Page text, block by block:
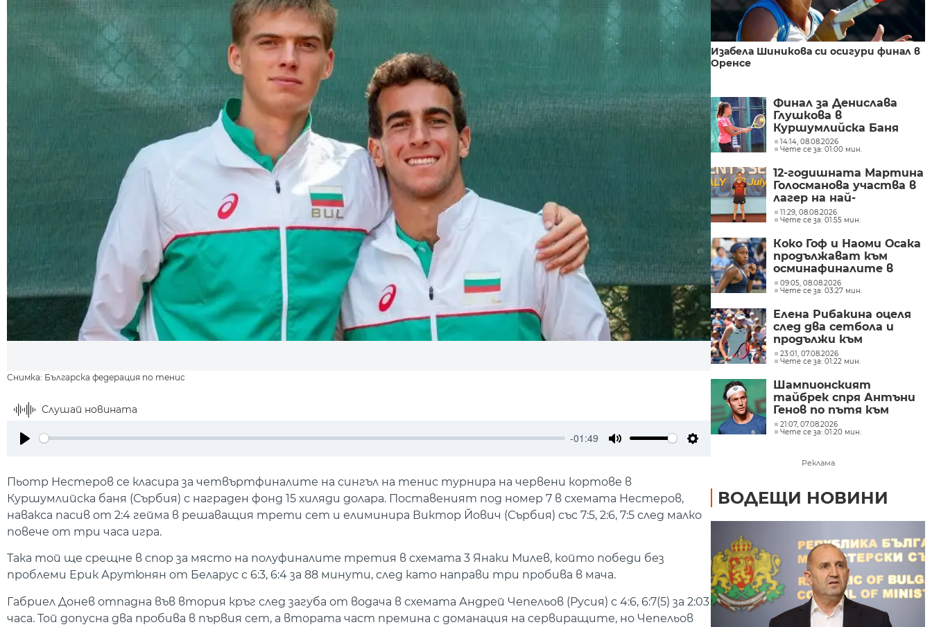
Снимка: Българска федерация по тенис
Слушай новината
-01:49
Пьотр Нестеров се класира за четвъртфиналите на сингъл на тенис турнира на червени кортове в
Куршумлийска баня (Сърбия) с награден фонд 15 хиляди долара. Поставеният под номер 7 в схемата Нестеров,
навакса пасив от 2:4 гейма в решаващия трети сет и елиминира Виктор Йович (Сърбия) със 7:5, 2:6, 7:5 след малко
повече от три часа игра.
Така той ще срещне в спор за място на полуфиналите третия в схемата 3 Янаки Милев, който победи без
проблеми Ерик Арутюнян от Беларус с 6:3, 6:4 за 88 минути, след като направи три пробива в мача.
Габриел Донев отпадна във втория кръг след загуба от водача в схемата Андрей Чепельов (Русия) с 4:6, 6:7(5) за 2:03
часа. Той допусна два пробива в първия сет, а втората част премина с доманация на сервиращите, но Чепельов
Изабела Шиникова си осигури финал в
Оренсе
Финал за Денислава
Глушкова в
Куршумлийска Баня
14:14, 08.08.2026
Чете се за: 01:00 мин.
12-годишната Мартина
Голосманова участва в
лагер на най-
перспективните млади
състезатели по тенис
11:29, 08.08.2026
Чете се за: 01:55 мин.
Коко Гоф и Наоми Осака
продължават към
осминафиналите в
Торонто
09:05, 08.08.2026
Чете се за: 03:27 мин.
Елена Рибакина оцеля
след два сетбола и
продължи към
осминафиналите в
Торонто, Мира
23:01, 07.08.2026
Чете се за: 01:22 мин.
Шампионският
тайбрек спря Антъни
Генов по пътя към
финала в Пловдив
21:07, 07.08.2026
Чете се за: 01:20 мин.
Реклама
ВОДЕЩИ НОВИНИ